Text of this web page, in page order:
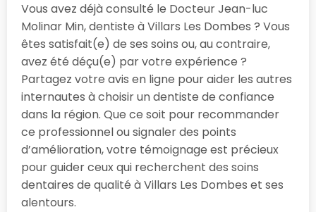
Vous avez déjà consulté le Docteur Jean-luc
Molinar Min, dentiste à Villars Les Dombes ? Vous
êtes satisfait(e) de ses soins ou, au contraire,
avez été déçu(e) par votre expérience ?
Partagez votre avis en ligne pour aider les autres
internautes à choisir un dentiste de confiance
dans la région. Que ce soit pour recommander
ce professionnel ou signaler des points
d’amélioration, votre témoignage est précieux
pour guider ceux qui recherchent des soins
dentaires de qualité à Villars Les Dombes et ses
alentours.